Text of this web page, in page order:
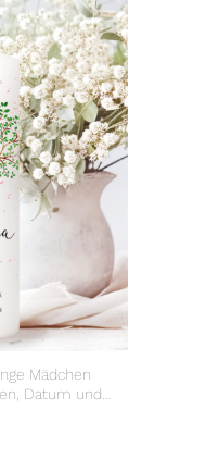
Mädchen
Datum und